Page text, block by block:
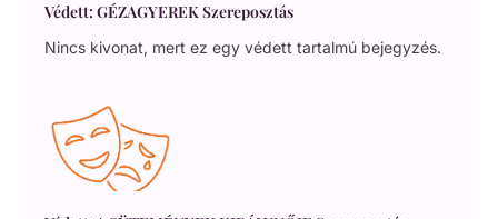
Védett: GÉZAGYEREK Szereposztás
Nincs kivonat, mert ez egy védett tartalmú bejegyzés.